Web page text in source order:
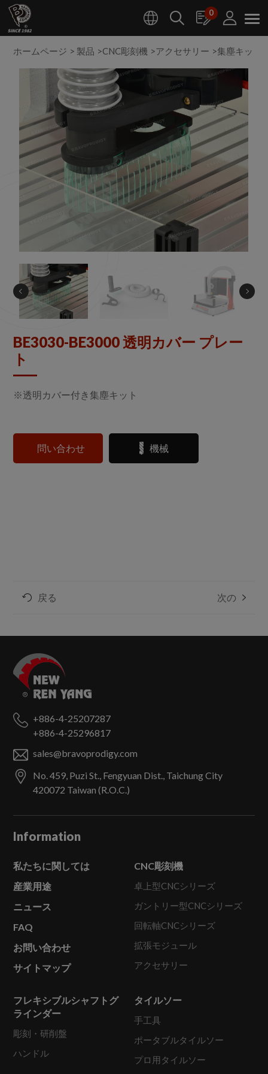
0
ホームページ 製品 CNC彫刻機 アクセサリー 集塵キット
BE3030-BE3000 透明カバー プレー
ト
※透明カバー付き集塵キット
問い合わせ 機械
戻る 次の
Information
私たちに関しては
産業用途
ニュース
FAQ
お問い合わせ
サイトマップ
CNC彫刻機
卓上型CNCシリーズ
ガントリー型CNCシリーズ
回転軸CNCシリーズ
拡張モジュール
アクセサリー
フレキシブルシャフトグ
ラインダー
彫刻・研削盤
ハンドル
タイルソー
手工具
ポータブルタイルソー
プロ用タイルソー
+886-4-25207287
+886-4-25296817
sales@bravoprodigy.com
No. 459, Puzi St., Fengyuan Dist., Taichung City
420072 Taiwan (R.O.C.)
クッキー利用の管理について